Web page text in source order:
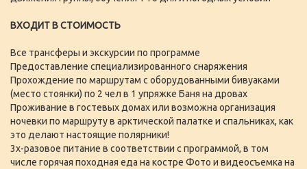
ВХОДИТ В СТОИМОСТЬ
Все трансферы и экскурсии по программе
Предоставление специализированного снаряжения
Прохождение по маршрутам с оборудованными бивуаками
(место стоянки) по 2 чел в 1 упряжке Баня на дровах
Проживание в гостевых домах или возможна организация
ночевки по маршруту в арктической палатке и спальниках, как
это делают настоящие полярники!
3х-разовое питание в соответствии с программой, в том
числе горячая походная еда на костре Фото и видеосъемка на